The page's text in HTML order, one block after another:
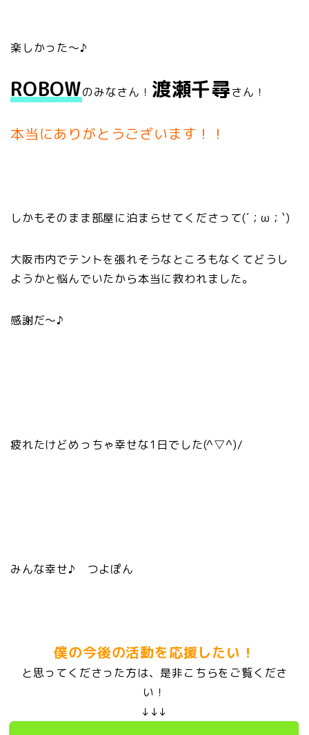
楽しかった～♪
ROBOWのみなさん！ 渡瀬千尋さん！
本当にありがとうございます！！
しかもそのまま部屋に泊まらせてくださって(´；ω；`)
大阪市内でテントを張れそうなところもなくてどうし
ようかと悩んでいたから本当に救われました。
感謝だ～♪
疲れたけどめっちゃ幸せな1日でした(^▽^)/
みんな幸せ♪ つよぽん
僕の今後の活動を応援したい！
と思ってくださった方は、是非こちらをご覧くださ
い！
↓↓↓